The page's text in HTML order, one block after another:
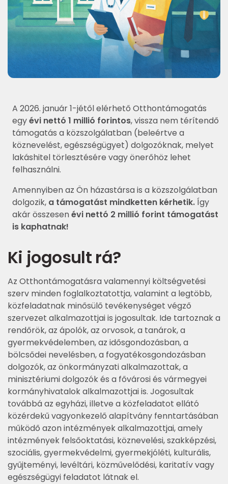
A 2026. január 1-jétől elérhető Otthontámogatás
egyévi nettó 1 millió forintos, vissza nem térítendő
támogatás a közszolgálatban (beleértve a
köznevelést, egészségügyet) dolgozóknak, melyet
lakáshitel törlesztésére vagy önerőhöz lehet
felhasználni.
Amennyiben az Ön házastársa is a közszolgálatban
dolgozik, a támogatást mindketten kérhetik.Így
akár összesen évi nettó 2 millió forint támogatást
is kaphatnak!
Ki jogosult rá?
Az Otthontámogatásra valamennyi költségvetési
szerv minden foglalkoztatottja, valamint a legtöbb,
közfeladatnak minősülő tevékenységet végző
szervezet alkalmazottjai is jogosultak. Ide tartoznak a
rendőrök, az ápolók, az orvosok, a tanárok, a
gyermekvédelemben, az idősgondozásban, a
bölcsődei nevelésben, a fogyatékosgondozásban
dolgozók, az önkormányzati alkalmazottak, a
minisztériumi dolgozók és a fővárosi és vármegyei
kormányhivatalok alkalmazottjai is. Jogosultak
továbbá az egyházi, illetve a közfeladatot ellátó
közérdekű vagyonkezelő alapítvány fenntartásában
működő azon intézmények alkalmazottjai, amely
intézmények felsőoktatási, köznevelési, szakképzési,
szociális, gyermekvédelmi, gyermekjóléti, kulturális,
gyűjteményi, levéltári, közművelődési, karitatív vagy
egészségügyi feladatot látnak el.